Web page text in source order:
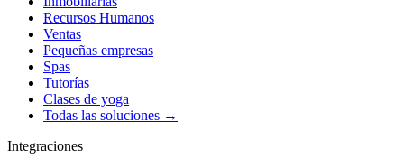
Recursos Humanos
Ventas
Pequeñas empresas
Spas
Tutorías
Clases de yoga
Todas las soluciones →
Integraciones